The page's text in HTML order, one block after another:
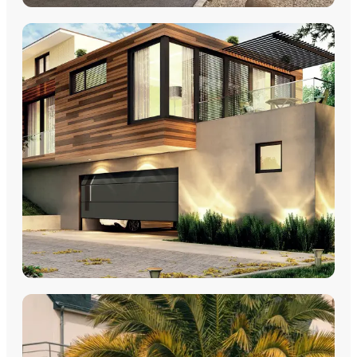
VOLETS
Volets Roulants Volets Coulissants Volets Battants
Découvrez nos volets roulants, coulissants et battants avec
pose par les équipes Plein Jour Habitat.
DÉCOUVRIR
PORTES DE GARAGE
Portes de garage - Sectionnelles
Portes de garage - Battantes
Portes de garage - Latérales